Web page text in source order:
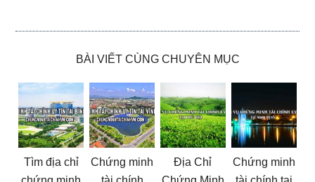
BÀI VIẾT CÙNG CHUYÊN MỤC
Tìm địa chỉ
Chứng minh
Địa Chỉ
Chứng minh